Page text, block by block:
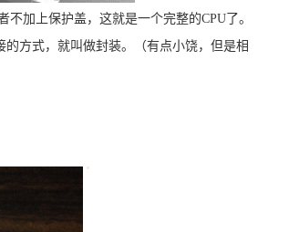
加上保护盖，这就是一个完整的CPU了。
方式，就叫做封装。（有点小饶，但是相